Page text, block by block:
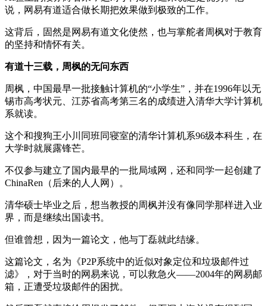
说，网易有道适合做长期把效果做到极致的工作。
这背后，固然是网易有道文化使然，也与掌舵者周枫对于教育
的坚持和情怀有关。
有道十三载，周枫的无问东西
周枫，中国最早一批接触计算机的“小学生”，并在1996年以无
锡市高考状元、江苏省高考第三名的成绩进入清华大学计算机
系就读。
这个和搜狗王小川同班同寝室的清华计算机系96级本科生，在
大学时就展露锋芒。
不仅参与建立了国内最早的一批局域网，还和同学一起创建了
ChinaRen（后来的人人网）。
清华硕士毕业之后，想当教授的周枫并没有像同学那样进入业
界，而是继续出国读书。
但谁曾想，因为一篇论文，他与丁磊就此结缘。
这篇论文，名为《P2P系统中的近似对象定位和垃圾邮件过
滤》，对于当时的网易来说，可以救急火——2004年的网易邮
箱，正遭受垃圾邮件的困扰。